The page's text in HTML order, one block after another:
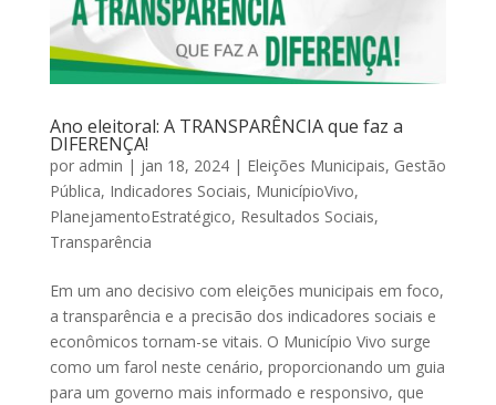
Ano eleitoral: A TRANSPARÊNCIA que faz a
DIFERENÇA!
por admin | jan 18, 2024| Eleições Municipais, Gestão
Pública, Indicadores Sociais, MunicípioVivo,
PlanejamentoEstratégico, Resultados Sociais,
Transparência
Em um ano decisivo com eleições municipais em foco,
a transparência e a precisão dos indicadores sociais e
econômicos tornam-se vitais. O Município Vivo surge
como um farol neste cenário, proporcionando um guia
para um governo mais informado e responsivo, que